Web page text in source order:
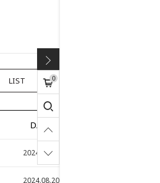
0
LIST
DATE
2024.08.16
2024.08.20